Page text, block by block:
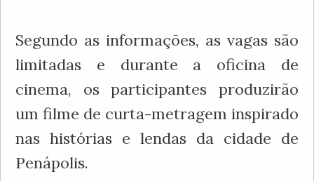
Segundo as informações, as vagas são
limitadas e durante a oficina de
cinema, os participantes produzirão
um filme de curta-metragem inspirado
nas histórias e lendas da cidade de
Penápolis.